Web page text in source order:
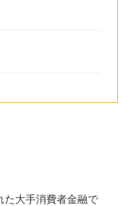
た大手消費者金融で